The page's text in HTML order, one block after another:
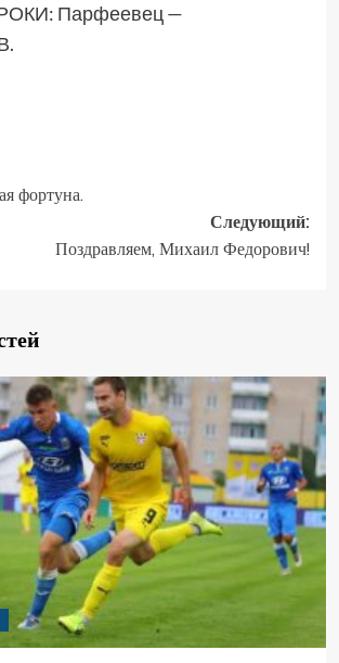
Парфеевец —
фортуна.
Следующий:
Поздравляем, Михаил Федорович!